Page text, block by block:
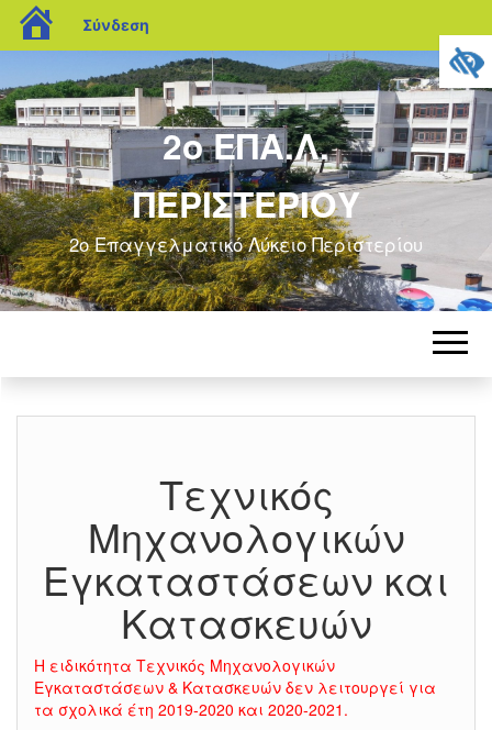
blogs.sch.gr
Σύνδεση
2ο ΕΠΑ.Λ.
ΠΕΡΙΣΤΕΡΙΟΥ
2ο Επαγγελματικό Λύκειο Περιστερίου
Τεχνικός
Μηχανολογικών
Εγκαταστάσεων και
Κατασκευών
Η ειδικότητα Τεχνικός Μηχανολογικών
Εγκαταστάσεων & Κατασκευών δεν λειτουργεί για
τα σχολικά έτη 2019-2020 και 2020-2021.